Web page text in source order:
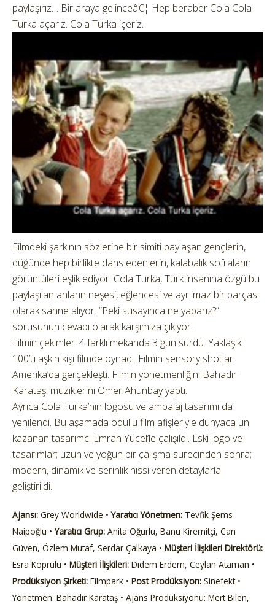
paylaşırız… Bir araya gelinceâ€¦ Hep beraber Cola Cola
Turka açarız. Cola Turka içeriz.
Filmdeki şarkının sözlerine bir simiti paylaşan gençlerin,
düğünde hep birlikte dans edenlerin, kalabalık sofraların
görüntüleri eşlik ediyor. Cola Turka, Türk insanına özgü bu
paylaşılan anların neşesi, eğlencesi ve ayrılmaz bir parçası
olarak sahne alıyor. “Peki susayınca ne yaparız?”
sorusunun cevabı olarak karşımıza çıkıyor.
Filmin çekimleri 4 farklı mekanda 3 gün sürdü. Yaklaşık
100’ü aşkın kişi filmde oynadı. Filmin sensory shotları
Amerika’da gerçekleşti. Filmin yönetmenliğini Bahadır
Karataş, müziklerini Ömer Ahunbay yaptı.
Ayrıca Cola Turka’nın logosu ve ambalaj tasarımı da
yenilendi. Bu aşamada ödüllü film afişleriyle dünyaca ün
kazanan tasarımcı Emrah Yücel’le çalışıldı. Eski logo ve
tasarımlar; uzun ve yoğun bir çalışma sürecinden sonra;
modern, dinamik ve serinlik hissi veren detaylarla
geliştirildi.
Ajansı: Grey Worldwide •Yaratıcı Yönetmen: Tevfik Şems
Naipoğlu •Yaratıcı Grup: Anita Oğurlu, Banu Kiremitçi, Can
Güven, Özlem Mutaf, Serdar Çalkaya • Müşteri İlişkileri Direktörü:
Esra Köprülü • Müşteri İlişkileri: Didem Erdem, Ceylan Ataman •
Prodüksiyon Şirketi: Filmpark • Post Prodüksiyon: Sinefekt •
Yönetmen: Bahadır Karataş • Ajans Prodüksiyonu: Mert Bilen,